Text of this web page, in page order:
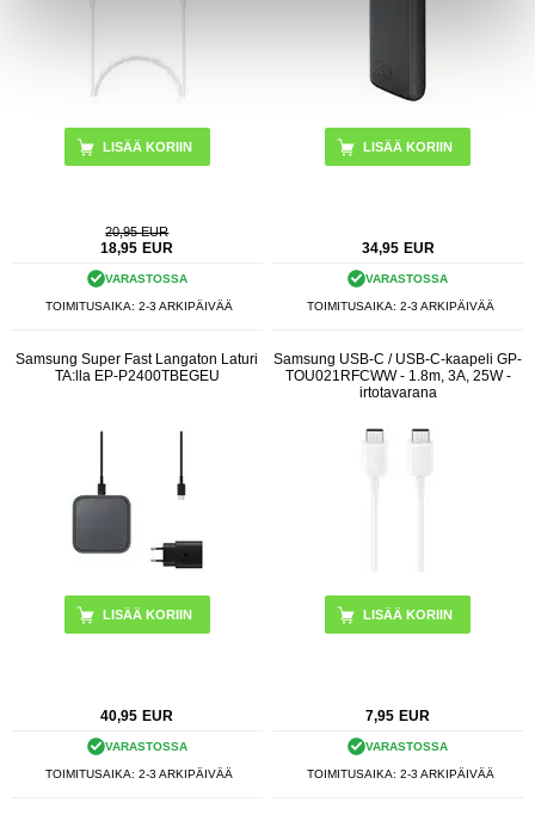
LISÄÄ KORIIN
20,95 EUR
18,95 EUR
VARASTOSSA
TOIMITUSAIKA: 2-3 ARKIPÄIVÄÄ
34,95 EUR
VARASTOSSA
TOIMITUSAIKA: 2-3 ARKIPÄIVÄÄ
Samsung Super Fast Langaton Laturi
TA:lla EP-P2400TBEGEU
LISÄÄ KORIIN
40,95 EUR
VARASTOSSA
TOIMITUSAIKA: 2-3 ARKIPÄIVÄÄ
Samsung USB-C / USB-C-kaapeli GP-
TOU021RFCWW - 1.8m, 3A, 25W -
irtotavarana
LISÄÄ KORIIN
7,95 EUR
VARASTOSSA
TOIMITUSAIKA: 2-3 ARKIPÄIVÄÄ